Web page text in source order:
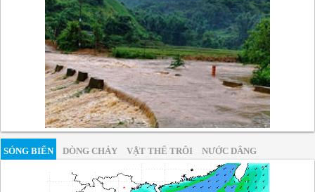
SÓNG BIỂN DÒNG CHẢY VẬT THỂ TRÔI NƯỚC DÂNG